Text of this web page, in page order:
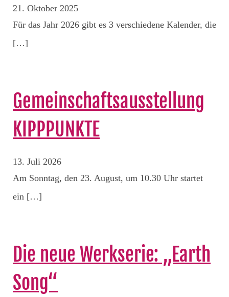
21. Oktober 2025
Für das Jahr 2026 gibt es 3 verschiedene Kalender, die
[…]
Gemeinschaftsausstellung
KIPPPUNKTE
13. Juli 2026
Am Sonntag, den 23. August, um 10.30 Uhr startet
ein […]
Die neue Werkserie: „Earth
Song“